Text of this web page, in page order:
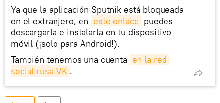
Ya que la aplicación Sputnik está bloqueada
en el extranjero, en este enlace puedes
descargarla e instalarla en tu dispositivo
móvil (¡solo para Android!).
También tenemos una cuenta en la red
social rusa VK .